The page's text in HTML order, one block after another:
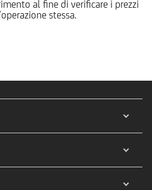
al fine di verificare i prezzi
stessa.